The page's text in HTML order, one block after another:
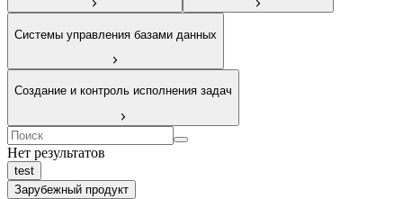
Системы управления базами данных
Создание и контроль исполнения задач
Нет результатов
Зарубежный продукт